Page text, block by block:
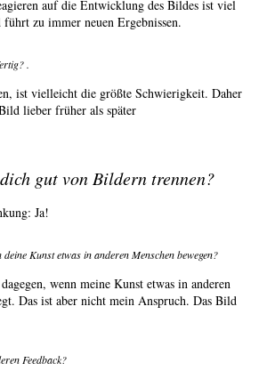
auf die Entwicklung des Bildes ist viel
führt zu immer neuen Ergebnissen.
.
ist vielleicht die größte Schwierigkeit. Daher
lieber früher als später
gut von Bildern trennen?
Ja!
Kunst etwas in anderen Menschen bewegen?
wenn meine Kunst etwas in anderen
Das ist aber nicht mein Anspruch. Das Bild
Feedback?